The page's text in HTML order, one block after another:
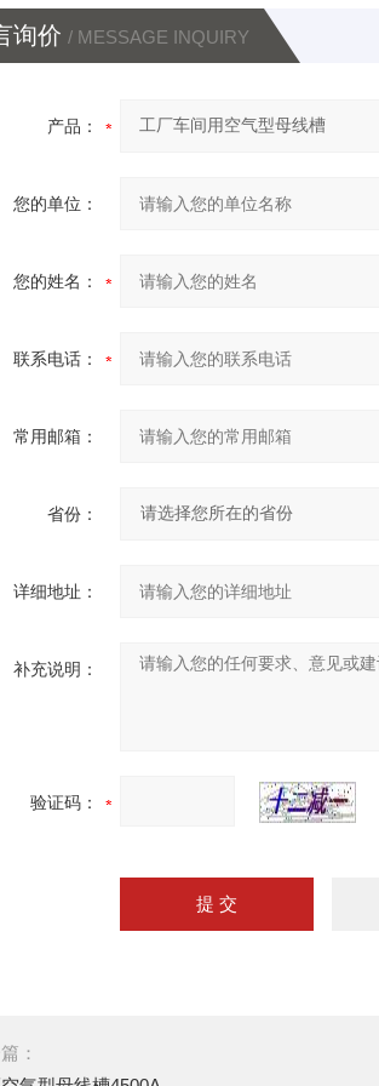
询价 / MESSAGE INQUIRY
产品：
您的单位：
您的姓名：
联系电话：
常用邮箱：
省份：
详细地址：
补充说明：
验证码：
：